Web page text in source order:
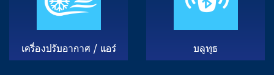
เครื่องปรับอากาศ / แอร์ บลูทูธ